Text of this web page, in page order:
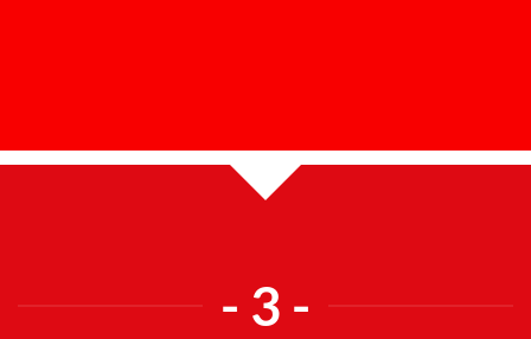
- 3 -